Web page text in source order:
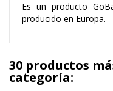
Es un producto
producido en Europa.
30 productos
categoría: